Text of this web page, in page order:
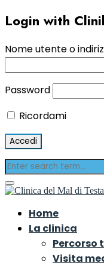
Login with
Nome utente o
Password
Ricordami
Home
La clinica
Percorso
Visita